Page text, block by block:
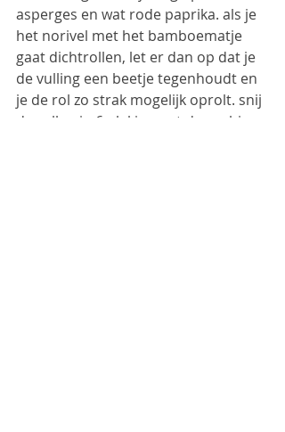
asperges en wat rode paprika. als je
het norivel met het bamboematje
gaat dichtrollen, let er dan op dat je
de vulling een beetje tegenhoudt en
je de rol zo strak mogelijk oprolt. snij
de rollen in 6 plakjes. eet de sushi